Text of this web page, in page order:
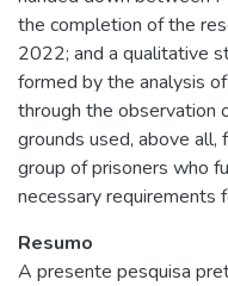
the completion of the
2022; and a qualitative
formed by the analysis
through the observation
grounds used, above
group of prisoners who
necessary requirements
Resumo
A presente pesquisa